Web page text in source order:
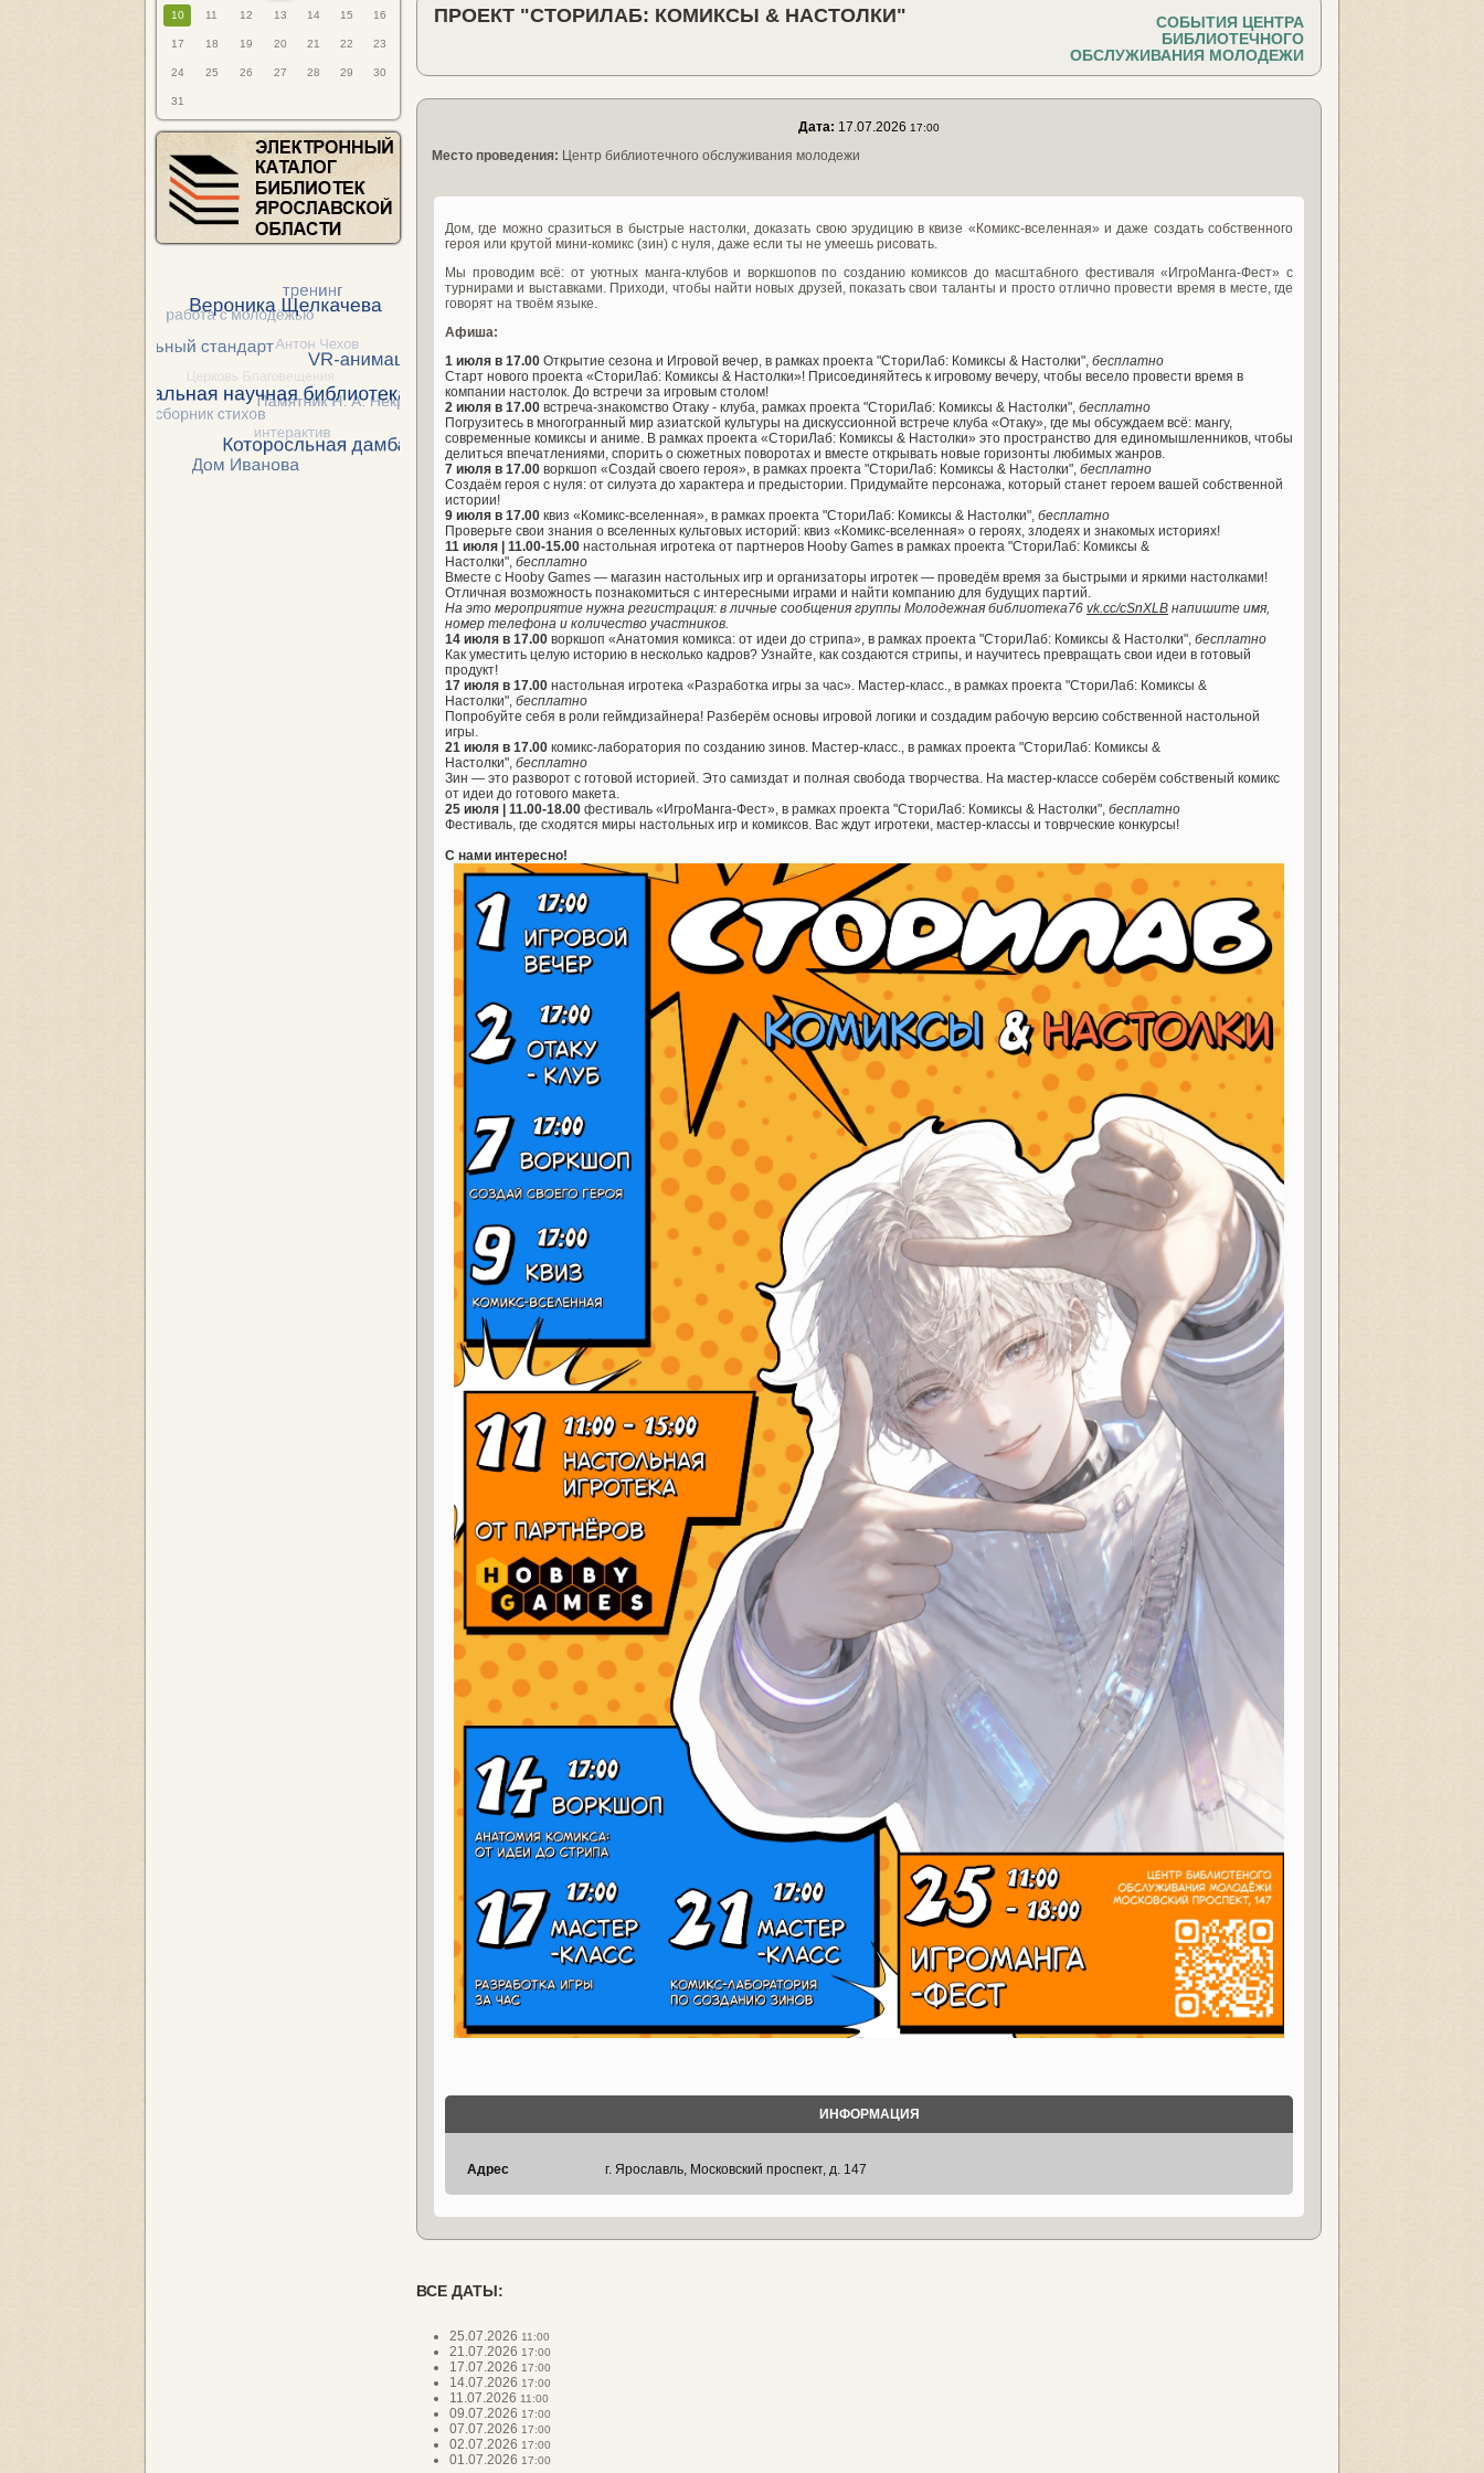
10 11 12 13 14 15 16
17 18 19 20 21 22 23
24 25 26 27 28 29 30
31
ПРОЕКТ "СТОРИЛАБ: КОМИКСЫ & НАСТОЛКИ"
СОБЫТИЯ ЦЕНТРА
БИБЛИОТЕЧНОГО
ОБСЛУЖИВАНИЯ МОЛОДЕЖИ
Дата: 17.07.2026 17:00
Место проведения: Центр библиотечного обслуживания молодежи
Дом, где можно сразиться в быстрые настолки, доказать свою эрудицию в квизе «Комикс-вселенная» и даже создать собственного
героя или крутой мини-комикс (зин) с нуля, даже если ты не умеешь рисовать.
Мы проводим всё: от уютных манга-клубов и воркшопов по созданию комиксов до масштабного фестиваля «ИгроМанга-Фест» с
турнирами и выставками. Приходи, чтобы найти новых друзей, показать свои таланты и просто отлично провести время в месте, где
говорят на твоём языке.
Афиша:
1 июля в 17.00 Открытие сезона и Игровой вечер, в рамках проекта "СториЛаб: Комиксы & Настолки", бесплатно
Старт нового проекта «СториЛаб: Комиксы & Настолки»! Присоединяйтесь к игровому вечеру, чтобы весело провести время в
компании настолок. До встречи за игровым столом!
2 июля в 17.00 встреча-знакомство Отаку - клуба, рамках проекта "СториЛаб: Комиксы & Настолки", бесплатно
Погрузитесь в многогранный мир азиатской культуры на дискуссионной встрече клуба «Отаку», где мы обсуждаем всё: мангу,
современные комиксы и аниме. В рамках проекта «СториЛаб: Комиксы & Настолки» это пространство для единомышленников, чтобы
делиться впечатлениями, спорить о сюжетных поворотах и вместе открывать новые горизонты любимых жанров.
7 июля в 17.00 воркшоп «Создай своего героя», в рамках проекта "СториЛаб: Комиксы & Настолки", бесплатно
Создаём героя с нуля: от силуэта до характера и предыстории. Придумайте персонажа, который станет героем вашей собственной
истории!
9 июля в 17.00 квиз «Комикс-вселенная», в рамках проекта "СториЛаб: Комиксы & Настолки", бесплатно
Проверьте свои знания о вселенных культовых историй: квиз «Комикс-вселенная» о героях, злодеях и знакомых историях!
11 июля | 11.00-15.00 настольная игротека от партнеров Hooby Games в рамках проекта "СториЛаб: Комиксы &
Настолки", бесплатно
Вместе с Hooby Games — магазин настольных игр и организаторы игротек — проведём время за быстрыми и яркими настолками!
Отличная возможность познакомиться с интересными играми и найти компанию для будущих партий.
На это мероприятие нужна регистрация: в личные сообщения группы Молодежная библиотека76 vk.cc/cSnXLB напишите имя,
номер телефона и количество участников.
14 июля в 17.00 воркшоп «Анатомия комикса: от идеи до стрипа», в рамках проекта "СториЛаб: Комиксы & Настолки", бесплатно
Как уместить целую историю в несколько кадров? Узнайте, как создаются стрипы, и научитесь превращать свои идеи в готовый
продукт!
17 июля в 17.00 настольная игротека «Разработка игры за час». Мастер-класс., в рамках проекта "СториЛаб: Комиксы &
Настолки", бесплатно
Попробуйте себя в роли геймдизайнера! Разберём основы игровой логики и создадим рабочую версию собственной настольной
игры.
21 июля в 17.00 комикс-лаборатория по созданию зинов. Мастер-класс., в рамках проекта "СториЛаб: Комиксы &
Настолки", бесплатно
Зин — это разворот с готовой историей. Это самиздат и полная свобода творчества. На мастер-классе соберём собственый комикс
от идеи до готового макета.
25 июля | 11.00-18.00 фестиваль «ИгроМанга-Фест», в рамках проекта "СториЛаб: Комиксы & Настолки", бесплатно
Фестиваль, где сходятся миры настольных игр и комиксов. Вас ждут игротеки, мастер-классы и товрческие конкурсы!
С нами интересно!
ИНФОРМАЦИЯ
Адрес г. Ярославль, Московский проспект, д. 147
ВСЕ ДАТЫ:
25.07.2026 11:00
21.07.2026 17:00
17.07.2026 17:00
14.07.2026 17:00
11.07.2026 11:00
09.07.2026 17:00
07.07.2026 17:00
02.07.2026 17:00
01.07.2026 17:00